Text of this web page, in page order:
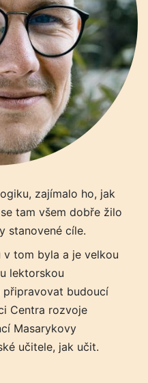
zajímalo ho, jak
tam všem dobře žilo
stanovené cíle.
v tom byla a je velkou
lektorskou
budoucí
Centra rozvoje
Masarykovy
učitele, jak učit.